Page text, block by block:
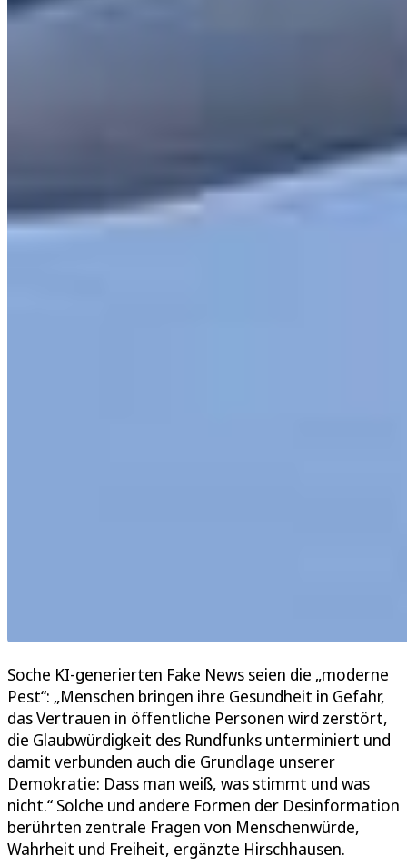
Soche KI-generierten Fake News seien die „moderne
Pest“: „Menschen bringen ihre Gesundheit in Gefahr,
das Vertrauen in öffentliche Personen wird zerstört,
die Glaubwürdigkeit des Rundfunks unterminiert und
damit verbunden auch die Grundlage unserer
Demokratie: Dass man weiß, was stimmt und was
nicht.“ Solche und andere Formen der Desinformation
berührten zentrale Fragen von Menschenwürde,
Wahrheit und Freiheit, ergänzte Hirschhausen.